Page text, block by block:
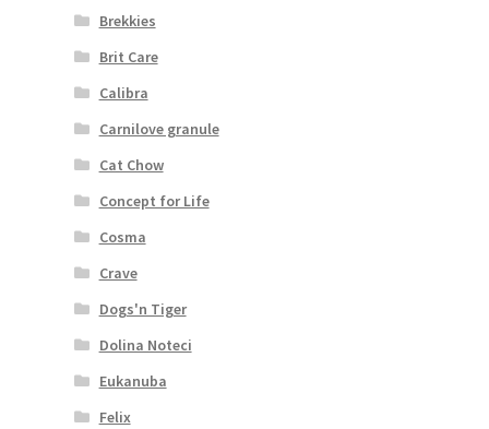
Brekkies
Brit Care
Calibra
Carnilove granule
Cat Chow
Concept for Life
Cosma
Crave
Dogs'n Tiger
Dolina Noteci
Eukanuba
Felix